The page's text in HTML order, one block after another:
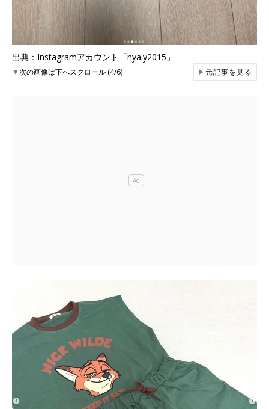
出典：Instagramアカウント「nya.y2015」
▼次の画像は下へスクロール (4/6) ▶元記事を見る